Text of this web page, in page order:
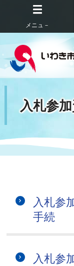
メニュ－
入札参
入札参
手続
入札参